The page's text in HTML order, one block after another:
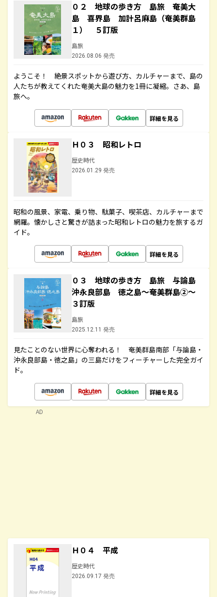
０２ 地球の歩き方 島旅 奄美大
島 喜界島 加計呂麻島（奄美群島
１） ５訂版
島旅
2026.08.06 発売
ようこそ！ 絶景スポットから遊び方、カルチャーまで、島の
人たちが教えてくれた奄美大島の魅力を1冊に凝縮。さあ、島
旅へ。
詳細を見る
Ｈ０３ 昭和レトロ
歴史時代
2026.01.29 発売
昭和の風景、家電、乗り物、駄菓子、喫茶店、カルチャーまで
網羅。懐かしさと驚きが詰まった昭和レトロの魅力を旅するガ
イド。
詳細を見る
０３ 地球の歩き方 島旅 与論島
沖永良部島 徳之島～奄美群島②～
３訂版
島旅
2025.12.11 発売
見たことのない世界に心奪われる！ 奄美群島南部「与論島・
沖永良部島・徳之島」の三島だけをフィーチャーした完全ガイ
ド。
詳細を見る
Ｈ０４ 平成
歴史時代
2026.09.17 発売
AD